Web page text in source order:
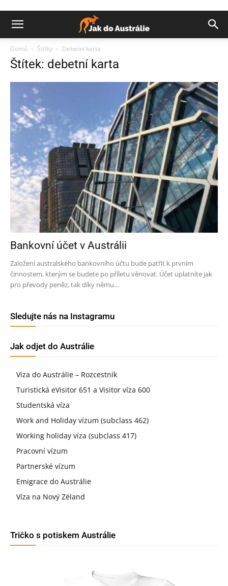
Domů Štítky Debetní karta
Štítek: debetní karta
Bankovní účet v Austrálii
Založení australského bankovního účtu bude patřit k prvním
činnostem, kterým se budete po příletu věnovat. Účet uplatníte jak
pro převody peněz, tak díky němu...
Sledujte nás na Instagramu
Jak odjet do Austrálie
Víza do Austrálie – Rozcestník
Turistická eVisitor 651 a Visitor víza 600
Studentská víza
Work and Holiday vízum (subclass 462)
Working holiday víza (subclass 417)
Pracovní vízum
Partnerské vízum
Emigrace do Austrálie
Víza na Nový Zéland
Tričko s potiskem Austrálie